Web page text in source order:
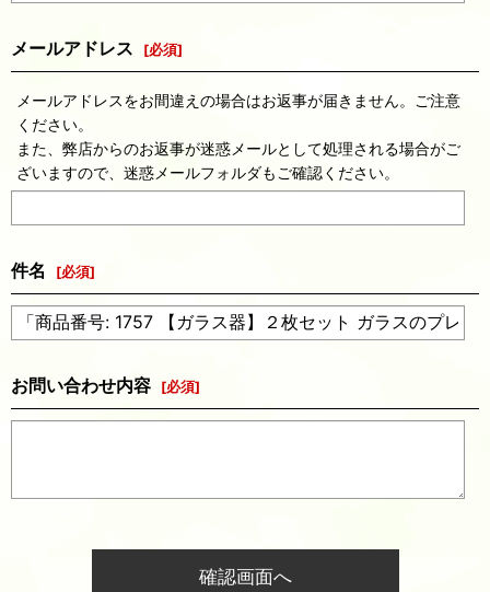
メールアドレス [必須]
メールアドレスをお間違えの場合はお返事が届きません。ご注意
ください。
また、弊店からのお返事が迷惑メールとして処理される場合がご
ざいますので、迷惑メールフォルダもご確認ください。
件名 [必須]
お問い合わせ内容 [必須]
確認画面へ